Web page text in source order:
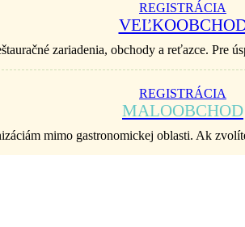
REGISTRÁCIA
zariadenia, obchody a reťazce. Pre
REGISTRÁCIA
MALOOBCHOD
mimo gastronomickej oblasti. Ak